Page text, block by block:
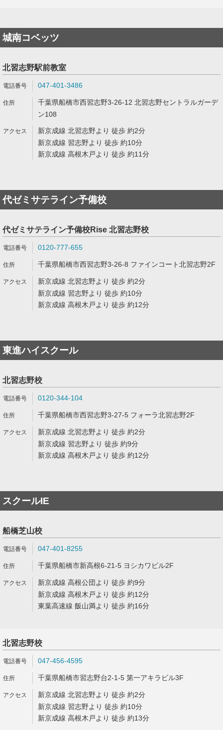
城南コベッツ
北習志野駅前教室
047-401-3486
千葉県船橋市西習志野3-26-12 北習志野セントラルガーデ
ン108
新京成線 北習志野より 徒歩 約2分
新京成線 習志野より 徒歩 約10分
新京成線 高根木戸より 徒歩 約11分
代ゼミサテライン予備校
代ゼミサテライン予備校Rise 北習志野校
0120-777-655
千葉県船橋市西習志野3-26-8 ファインコート北習志野2F
新京成線 北習志野より 徒歩 約2分
新京成線 習志野より 徒歩 約10分
新京成線 高根木戸より 徒歩 約12分
東進ハイスクール
北習志野校
0120-344-104
千葉県船橋市西習志野3-27-5 フォーラ北習志野2F
新京成線 北習志野より 徒歩 約2分
新京成線 習志野より 徒歩 約9分
新京成線 高根木戸より 徒歩 約12分
スクールIE
船橋芝山校
047-401-8255
千葉県船橋市新高根6-21-5 ヨシカワビル2F
新京成線 高根公団より 徒歩 約9分
新京成線 高根木戸より 徒歩 約12分
東葉高速線 飯山満より 徒歩 約16分
北習志野校
047-456-4595
千葉県船橋市習志野台2-1-5 第一アキラビル3F
新京成線 北習志野より 徒歩 約2分
新京成線 習志野より 徒歩 約10分
新京成線 高根木戸より 徒歩 約13分